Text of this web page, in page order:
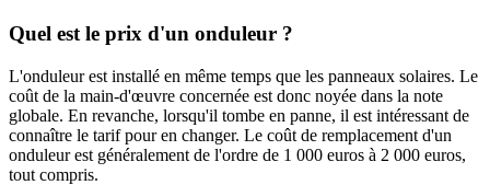
Quel est le prix d'un onduleur ?
L'onduleur est installé en même temps que les panneaux solaires. Le
coût de la main-d'œuvre concernée est donc noyée dans la note
globale. En revanche, lorsqu'il tombe en panne, il est intéressant de
connaître le tarif pour en changer. Le coût de remplacement d'un
onduleur est généralement de l'ordre de 1 000 euros à 2 000 euros,
tout compris.